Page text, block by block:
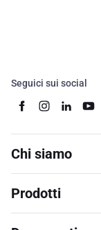
Seguici sui social
Chi siamo
Prodotti